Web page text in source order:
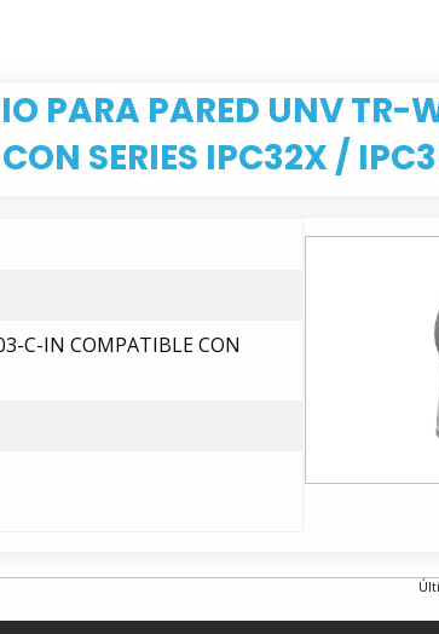
PARA PARED UNV
SERIES IPC32X /
C-IN COMPATIBLE CON